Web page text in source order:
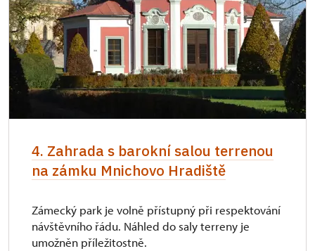
4. Zahrada s barokní salou terrenou
na zámku Mnichovo Hradiště
Zámecký park je volně přístupný při respektování
návštěvního řádu. Náhled do saly terreny je
umožněn příležitostně.